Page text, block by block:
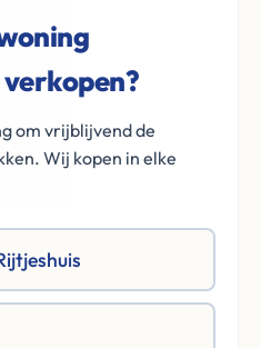
om vrijblijvend de
Wij kopen in elke